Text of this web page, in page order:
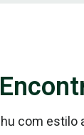
com estilo